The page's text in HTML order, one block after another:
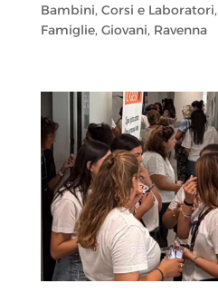
Bambini, Corsi e Laboratori,
Famiglie, Giovani, Ravenna